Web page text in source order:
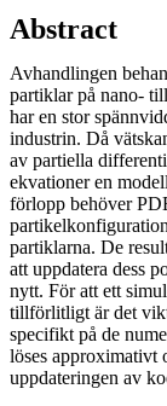
Abstract
Avhandlingen
partiklar på nano-
har en stor
industrin. Då
av partiella
ekvationer en
förlopp behöver
partiklarna. De
att uppdatera dess
nytt. För att ett
tillförlitligt är det
specifikt på de
löses approximativt
uppdateringen